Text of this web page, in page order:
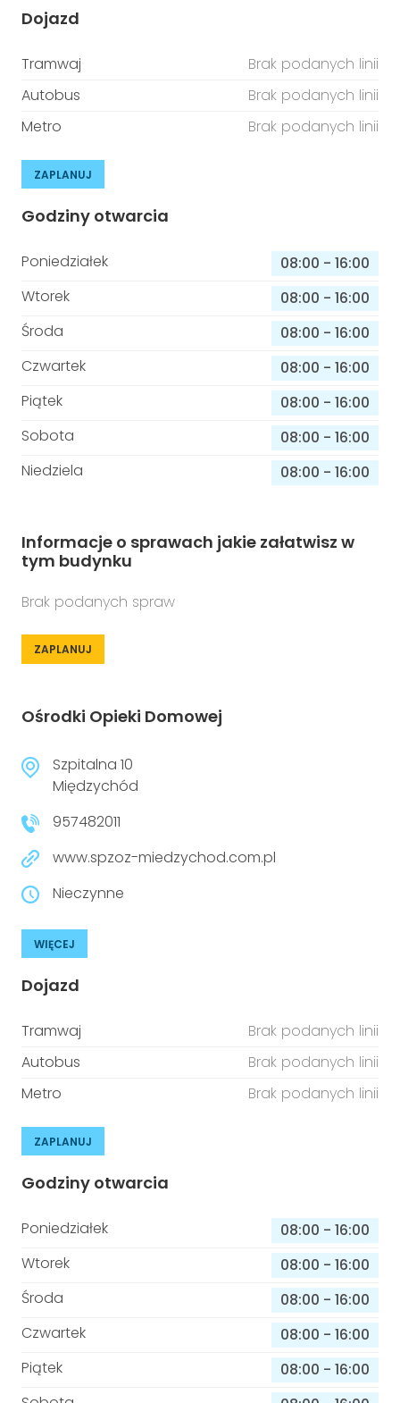
Dojazd
Tramwaj
Brak podanych linii
Autobus
Brak podanych linii
Metro
Brak podanych linii
ZAPLANUJ
Godziny otwarcia
Poniedziałek 08:00 - 16:00
Wtorek
08:00 - 16:00
Środa
08:00 - 16:00
Czwartek
08:00 - 16:00
Piątek
08:00 - 16:00
Sobota
08:00 - 16:00
Niedziela
08:00 - 16:00
Informacje o sprawach jakie załatwisz w
tym budynku
Brak podanych spraw
ZAPLANUJ
Ośrodki Opieki Domowej
Szpitalna 10
Międzychód
957482011
www.spzoz-miedzychod.com.pl
Nieczynne
WIĘCEJ
Dojazd
Tramwaj
Brak podanych linii
Autobus
Brak podanych linii
Metro
Brak podanych linii
ZAPLANUJ
Godziny otwarcia
Poniedziałek 08:00 - 16:00
Wtorek
08:00 - 16:00
Środa
08:00 - 16:00
Czwartek
08:00 - 16:00
Piątek
08:00 - 16:00